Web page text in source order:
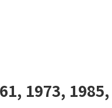
1973,